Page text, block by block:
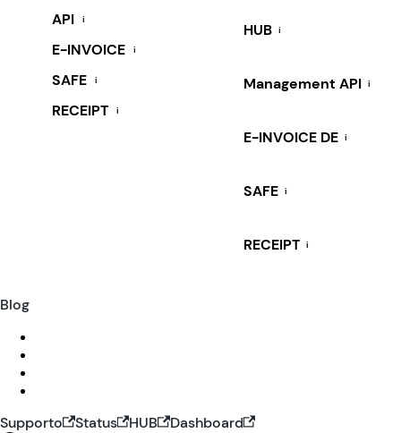
API i
E-INVOICE i
SAFE i
RECEIPT i
HUB i
Management API i
E-INVOICE DE i
SAFE i
RECEIPT i
Blog
Supporto Status HUB
Dashboard